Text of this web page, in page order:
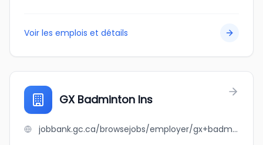
Voir les emplois et détails
GX Badminton Ins
jobbank.gc.ca/browsejobs/employer/gx+badminton+ins/ca